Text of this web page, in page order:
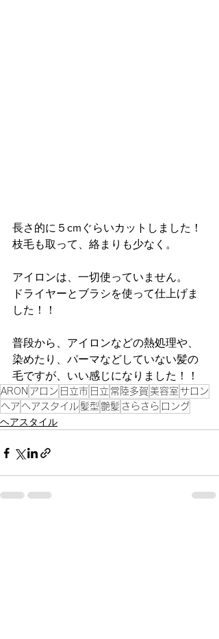
長さ的に５cmぐらいカットしました！
枝毛も取って、絡まりも少なく。
アイロンは、一切使っていません。
ドライヤーとブラシを使って仕上げま
した！！
普段から、アイロンなどの熱処理や、
染めたり、パーマなどしていない髪の
毛ですが、いい感じになりました！！
ARON アロン 日立市 日立 常陸多賀 美容室 サロン
ヘア ヘアスタイル髪型 艶髪 さらさら ロング
ヘアスタイル